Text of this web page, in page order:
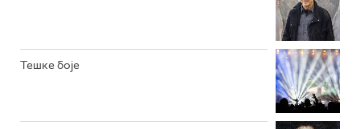
РАДИО ЏЕЗЕР
Тешке боје